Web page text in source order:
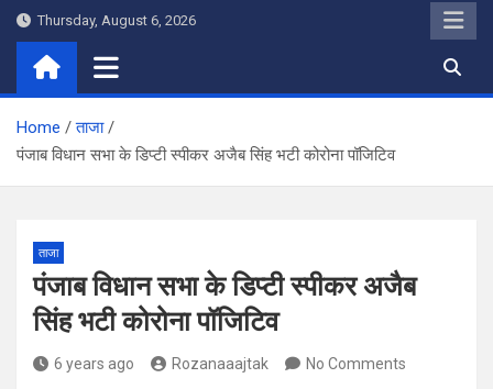
Skip
content
Thursday, August 6, 2026
Home
ताजा
पंजाब विधान सभा के डिप्टी स्पीकर अजैब सिंह भटी कोरोना पॉजिटिव
ताजा
पंजाब विधान सभा के डिप्टी स्पीकर अजैब
सिंह भटी कोरोना पॉजिटिव
6 years ago Rozanaaajtak No Comments